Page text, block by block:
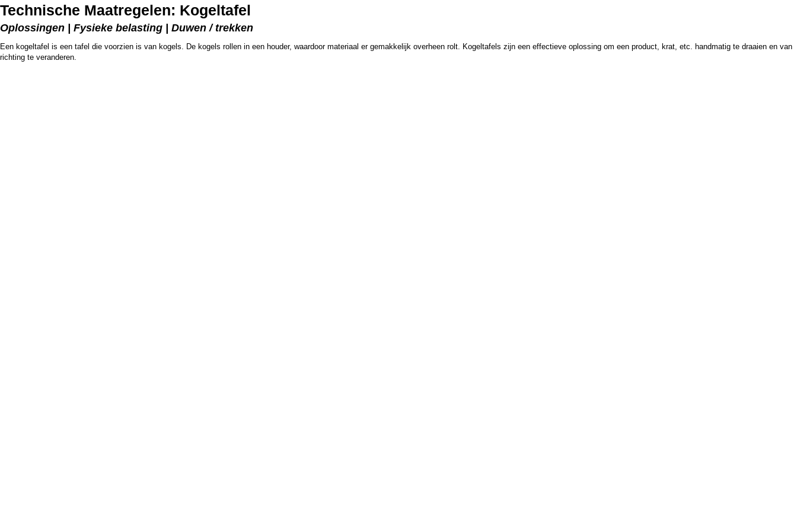
Technische Maatregelen: Kogeltafel
Oplossingen | Fysieke belasting | Duwen / trekken
Een kogeltafel is een tafel die voorzien is van kogels. De kogels rollen in een houder, waardoor materiaal er gemakkelijk overheen rolt. Kogeltafels zijn een effectieve oplossing om een product, krat, etc. handmatig te draaien en van
richting te veranderen.